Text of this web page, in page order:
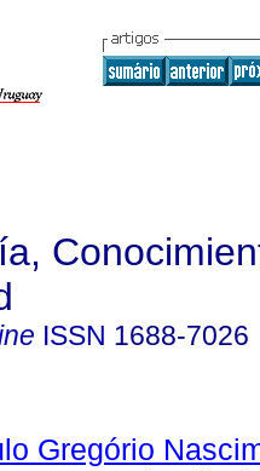
ISSN 1688-7026
Gregório